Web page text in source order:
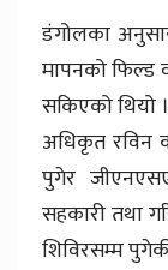
डंगोलका
मापनको फिल्ड
सकिएको थियो
अधिकृत रविन
पुगेर
सहकारी तथा
शिविरसम्म